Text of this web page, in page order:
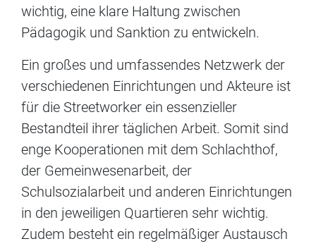
wichtig, eine klare Haltung zwischen
Pädagogik und Sanktion zu entwickeln.
Ein großes und umfassendes Netzwerk der
verschiedenen Einrichtungen und Akteure ist
für die Streetworker ein essenzieller
Bestandteil ihrer täglichen Arbeit. Somit sind
enge Kooperationen mit dem Schlachthof,
der Gemeinwesenarbeit, der
Schulsozialarbeit und anderen Einrichtungen
in den jeweiligen Quartieren sehr wichtig.
Zudem besteht ein regelmäßiger Austausch